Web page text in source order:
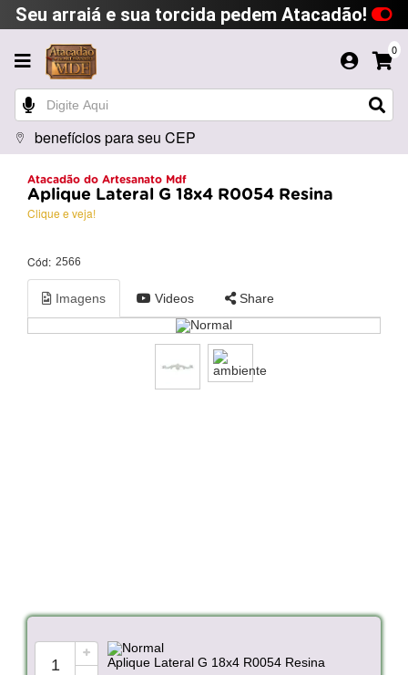
Seu arraiá e sua torcida pedem Atacadão!
0
benefícios para seu CEP
Atacadão do Artesanato Mdf
Aplique Lateral G 18x4 R0054 Resina
Clique e veja!
Cód: 2566
Imagens Videos Share
+
Aplique Lateral G 18x4 R0054 Resina